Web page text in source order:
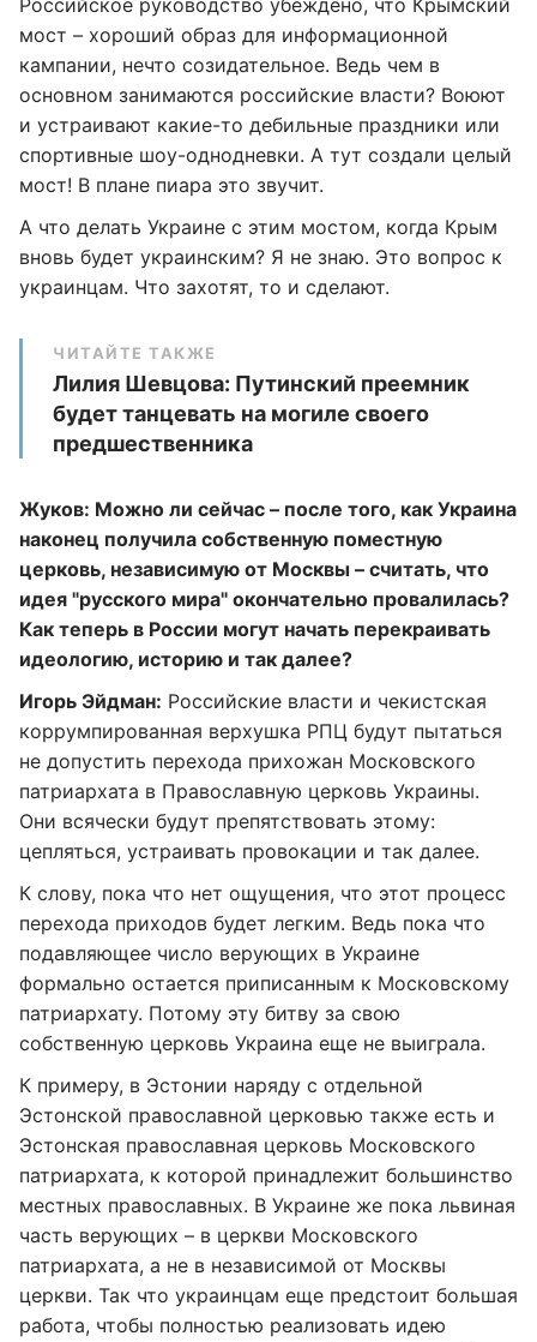
Российское руководство убеждено, что Крымский
мост – хороший образ для информационной
кампании, нечто созидательное. Ведь чем в
основном занимаются российские власти? Воюют
и устраивают какие-то дебильные праздники или
спортивные шоу-однодневки. А тут создали целый
мост! В плане пиара это звучит.
А что делать Украине с этим мостом, когда Крым
вновь будет украинским? Я не знаю. Это вопрос к
украинцам. Что захотят, то и сделают.
ЧИТАЙТЕ ТАКЖЕ
Лилия Шевцова: Путинский преемник
будет танцевать на могиле своего
предшественника
Жуков: Можно ли сейчас – после того, как Украина
наконец получила собственную поместную
церковь, независимую от Москвы – считать, что
идея "русского мира" окончательно провалилась?
Как теперь в России могут начать перекраивать
идеологию, историю и так далее?
Игорь Эйдман: Российские власти и чекистская
коррумпированная верхушка РПЦ будут пытаться
не допустить перехода прихожан Московского
патриархата в Православную церковь Украины.
Они всячески будут препятствовать этому:
цепляться, устраивать провокации и так далее.
К слову, пока что нет ощущения, что этот процесс
перехода приходов будет легким. Ведь пока что
подавляющее число верующих в Украине
формально остается приписанным к Московскому
патриархату. Потому эту битву за свою
собственную церковь Украина еще не выиграла.
К примеру, в Эстонии наряду с отдельной
Эстонской православной церковью также есть и
Эстонская православная церковь Московского
патриархата, к которой принадлежит большинство
местных православных. В Украине же пока львиная
часть верующих – в церкви Московского
патриархата, а не в независимой от Москвы
церкви. Так что украинцам еще предстоит большая
работа, чтобы полностью реализовать идею